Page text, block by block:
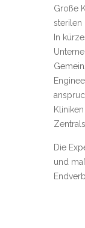
Große
sterilen
In
Die
und